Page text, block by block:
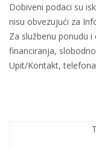
Dobiveni podaci su
nisu obvezujući za
Za službenu ponudu
financiranja,
Upit/Kontakt,